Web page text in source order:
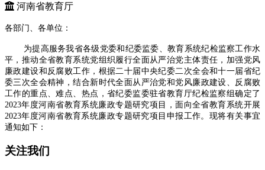
河南省教育厅
各部门、各单位：
为提高服务我省各级党委和纪委监委、教育系统纪检监察工作水
平，推动全省教育系统党组织履行全面从严治党主体责任，加强党风
廉政建设和反腐败工作，根据二十届中央纪委二次全会和十一届省纪
委三次全会精神，结合新时代全面从严治党和党风廉政建设、反腐败
工作的重点、难点、热点，省纪委监委驻省教育厅纪检监察组确定了
2023年度河南省教育系统廉政专题研究项目，面向全省教育系统开展
2023年度河南省教育系统廉政专题研究项目申报工作。现将有关事宜
通知如下：
关注我们